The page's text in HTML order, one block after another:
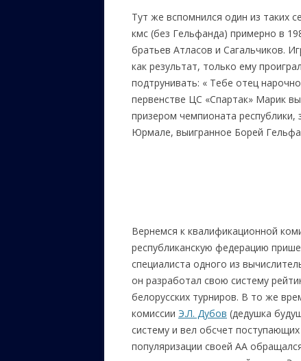
Тут же вспомнился один из
кмс (без Гельфанда) примерно в
братьев Атласов и Сагальчиков.
как результат, только ему
подтрунивать: « Тебе отец
первенстве ЦС «Спартак» Марик
призером чемпионата республики,
Юрмале, выигранное Борей
Вернемся к квалификационной
республиканскую федерацию
специалиста одного из
он разработал свою систему
белорусских турниров. В то же
комиссии Э.Л. Дубов (дедушка
систему и вел обсчет
популяризации своей АА